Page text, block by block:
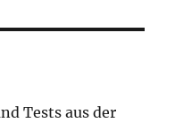
Tests aus der